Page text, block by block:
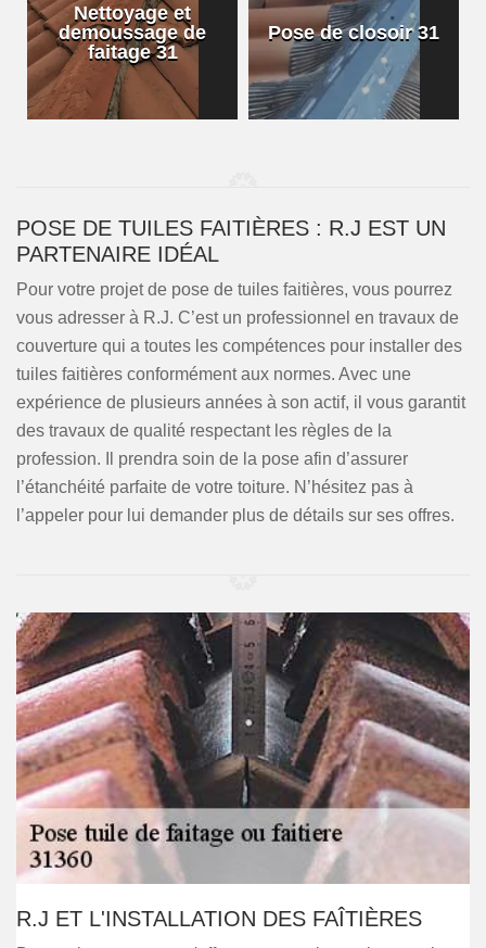
Nettoyage et
demoussage de
faitage 31
Pose de closoir 31
POSE DE TUILES FAITIÈRES : R.J EST UN
PARTENAIRE IDÉAL
Pour votre projet de pose de tuiles faitières, vous pourrez
vous adresser à R.J. C’est un professionnel en travaux de
couverture qui a toutes les compétences pour installer des
tuiles faitières conformément aux normes. Avec une
expérience de plusieurs années à son actif, il vous garantit
des travaux de qualité respectant les règles de la
profession. Il prendra soin de la pose afin d’assurer
l’étanchéité parfaite de votre toiture. N’hésitez pas à
l’appeler pour lui demander plus de détails sur ses offres.
R.J ET L'INSTALLATION DES FAÎTIÈRES